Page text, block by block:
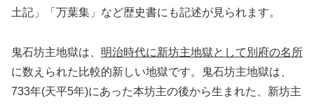
土記」「万葉集」など歴史書にも記述が見られます。
鬼石坊主地獄は、 明治時代に新坊主地獄として別府の名所
に数えられた比較的新しい地獄です。鬼石坊主地獄は、
733年(天平5年)にあった本坊主の後から生まれた、新坊主